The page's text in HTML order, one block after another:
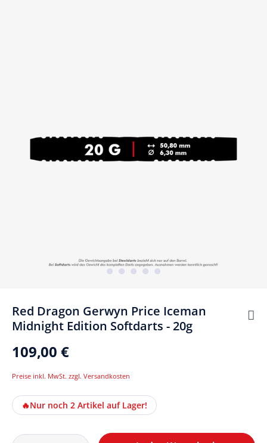
Red Dragon Gerwyn Price Iceman
Midnight Edition Softdarts - 20g
109,00 €
Preise inkl. MwSt. zzgl. Versandkosten
🔥Nur noch 2 Artikel auf Lager!